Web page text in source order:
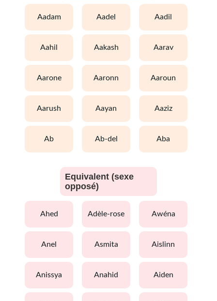
aadam aadel aadil
aahil aakash aarav
aarone aaronn aaroun
aarush aayan aaziz
ab ab-del aba
Equivalent (sexe
opposé)
ahed adèle-rose awéna
anel asmita aislinn
anissya anahid aiden